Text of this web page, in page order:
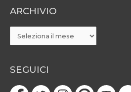
ARCHIVIO
ARCHIVIO
SEGUICI